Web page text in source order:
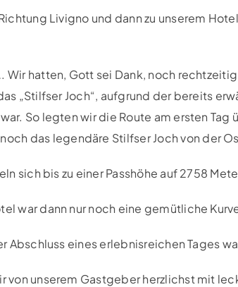
Livigno und dann zu unserem
Wir hatten, Gott sei Dank, noch
„Stilfser Joch“, aufgrund der bereits
So legten wir die Route am ersten Tag
noch das legendäre Stilfser Joch von der
sich bis zu einer Passhöhe auf 2758
war dann nur noch eine gemütliche
Abschluss eines erlebnisreichen Tages
von unserem Gastgeber herzlichst mit